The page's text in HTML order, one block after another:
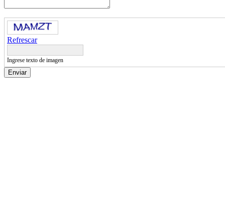
Refrescar
Ingrese texto de imagen